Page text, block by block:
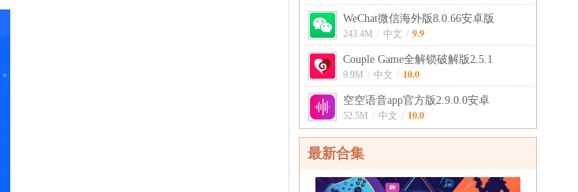
WeChat微信海外版8.0.66安卓版
243.4M / 中文 / 9.9
Couple Game全解锁破解版2.5.1
9.9M / 中文 / 10.0
空空语音app官方版2.9.0.0安卓
52.5M / 中文 / 10.0
最新合集